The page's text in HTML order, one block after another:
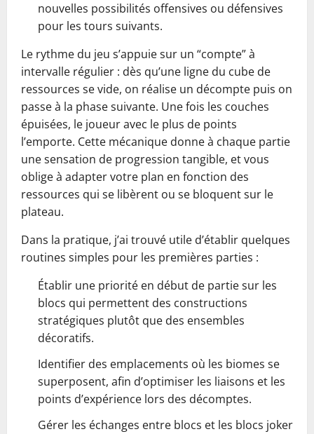
nouvelles possibilités offensives ou défensives
pour les tours suivants.
Le rythme du jeu s’appuie sur un “compte” à
intervalle régulier : dès qu’une ligne du cube de
ressources se vide, on réalise un décompte puis on
passe à la phase suivante. Une fois les couches
épuisées, le joueur avec le plus de points
l’emporte. Cette mécanique donne à chaque partie
une sensation de progression tangible, et vous
oblige à adapter votre plan en fonction des
ressources qui se libèrent ou se bloquent sur le
plateau.
Dans la pratique, j’ai trouvé utile d’établir quelques
routines simples pour les premières parties :
Établir une priorité en début de partie sur les
blocs qui permettent des constructions
stratégiques plutôt que des ensembles
décoratifs.
Identifier des emplacements où les biomes se
superposent, afin d’optimiser les liaisons et les
points d’expérience lors des décomptes.
Gérer les échanges entre blocs et les blocs joker